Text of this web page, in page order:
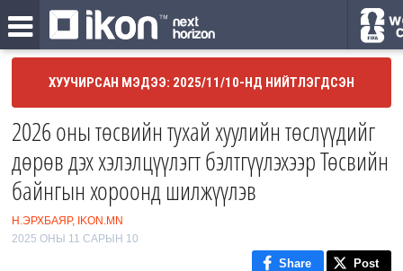
ХУУЧИРСАН МЭДЭЭ: 2025/11/10-НД НИЙТЛЭГДСЭН
2026 оны төсвийн тухай хуулийн төслүүдийг
дөрөв дэх хэлэлцүүлэгт бэлтгүүлэхээр Төсвийн
байнгын хороонд шилжүүлэв
Н.ЭРХБАЯР, IKON.MN
2025 ОНЫ 11 САРЫН 10
Share Post